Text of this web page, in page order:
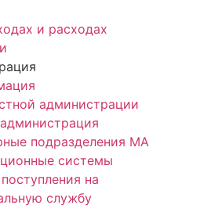
и расходах
администрации
подразделения МА
системы
на
службу